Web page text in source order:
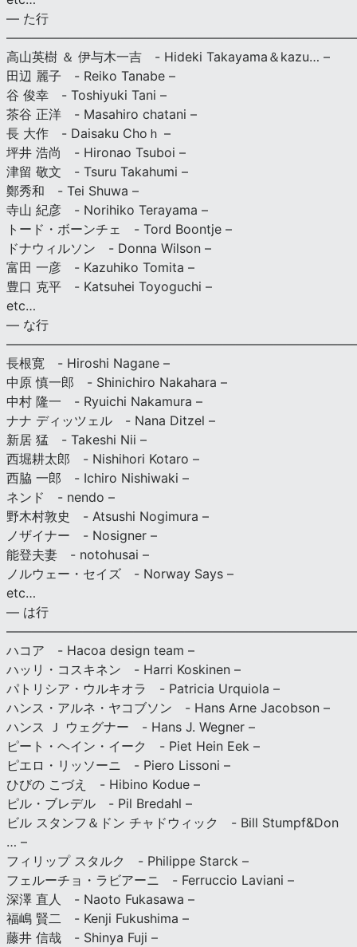
— た行
高山英樹 ＆ 伊与木一吉 - Hideki Takayama＆kazu… –
田辺 麗子 - Reiko Tanabe –
谷 俊幸 - Toshiyuki Tani –
茶谷 正洋 - Masahiro chatani –
長 大作 - Daisaku Choｈ –
坪井 浩尚 - Hironao Tsuboi –
津留 敬文 - Tsuru Takahumi –
鄭秀和 - Tei Shuwa –
寺山 紀彦 - Norihiko Terayama –
トード・ボーンチェ - Tord Boontje –
ドナウィルソン - Donna Wilson –
富田 一彦 - Kazuhiko Tomita –
豊口 克平 - Katsuhei Toyoguchi –
etc…
— な行
長根寛 - Hiroshi Nagane –
中原 慎一郎 - Shinichiro Nakahara –
中村 隆一 - Ryuichi Nakamura –
ナナ ディッツェル - Nana Ditzel –
新居 猛 - Takeshi Nii –
西堀耕太郎 - Nishihori Kotaro –
西脇 一郎 - Ichiro Nishiwaki –
ネンド - nendo –
野木村敦史 - Atsushi Nogimura –
ノザイナー - Nosigner –
能登夫妻 - notohusai –
ノルウェー・セイズ - Norway Says –
etc…
— は行
ハコア - Hacoa design team –
ハッリ・コスキネン - Harri Koskinen –
パトリシア・ウルキオラ - Patricia Urquiola –
ハンス・アルネ・ヤコブソン - Hans Arne Jacobson –
ハンス Ｊ ウェグナー - Hans J. Wegner –
ピート・ヘイン・イーク - Piet Hein Eek –
ピエロ・リッソーニ - Piero Lissoni –
ひびの こづえ - Hibino Kodue –
ピル・ブレデル - Pil Bredahl –
ビル スタンフ＆ドン チャドウィック - Bill Stumpf&Don
… –
フィリップ スタルク - Philippe Starck –
フェルーチョ・ラビアーニ - Ferruccio Laviani –
深澤 直人 - Naoto Fukasawa –
福嶋 賢二 - Kenji Fukushima –
藤井 信哉 - Shinya Fuji –